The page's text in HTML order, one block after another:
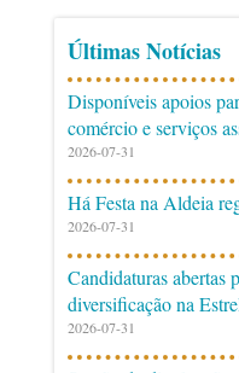
Últimas Notícias
Disponíveis apoios
comércio e serviços
2026-07-31
Há Festa na Aldeia
2026-07-31
Candidaturas abertas
diversificação na
2026-07-31